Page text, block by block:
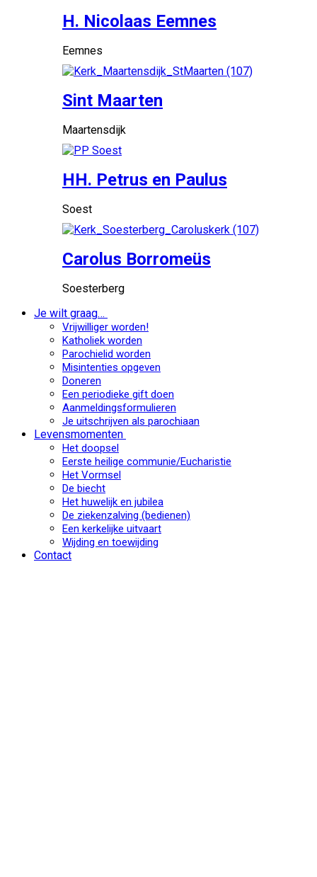
H. Nicolaas Eemnes
Eemnes
Sint Maarten
Maartensdijk
HH. Petrus en Paulus
Soest
Carolus Borromeüs
Soesterberg
Je wilt graag…
Vrijwilliger worden!
Katholiek worden
Parochielid worden
Misintenties opgeven
Doneren
Een periodieke gift doen
Aanmeldingsformulieren
Je uitschrijven als parochiaan
Levensmomenten
Het doopsel
Eerste heilige communie/Eucharistie
Het Vormsel
De biecht
Het huwelijk en jubilea
De ziekenzalving (bedienen)
Een kerkelijke uitvaart
Wijding en toewijding
Contact